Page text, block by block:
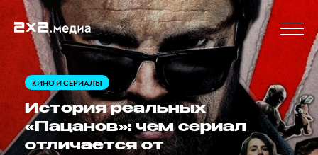
КИНО И СЕРИАЛЫ
История реальных
«Пацанов»: чем сериал
отличается от